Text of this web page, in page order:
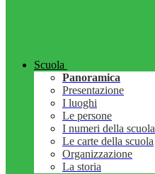
Scuola
Panoramica
Presentazione
I luoghi
Le persone
I numeri della scuola
Le carte della scuola
Organizzazione
La storia